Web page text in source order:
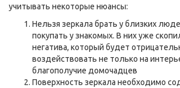
учитывать некоторые нюансы:
Нельзя зеркала брать у близких
покупать у знакомых. В них уже
негатива, который будет
воздействовать не только на
благополучие домочадцев
Поверхность зеркала необходимо